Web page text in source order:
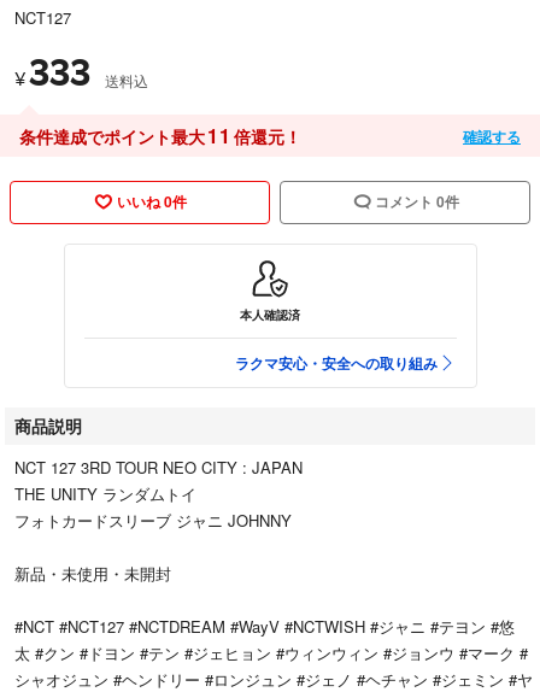
NCT127
¥333 送料込
条件達成でポイント最大11 倍還元！ 確認する
いいね 0件 コメント 0件
本人確認済
ラクマ安心・安全への取り組み
商品説明
NCT 127 3RD TOUR NEO CITY : JAPAN
THE UNITY ランダムトイ
フォトカードスリーブ ジャニ JOHNNY
新品・未使用・未開封
#NCT #NCT127 #NCTDREAM #WayV #NCTWISH #ジャニ #テヨン #悠
太 #クン #ドヨン #テン #ジェヒョン #ウィンウィン #ジョンウ #マーク #
シャオジュン #ヘンドリー #ロンジュン #ジェノ #ヘチャン #ジェミン #ヤ